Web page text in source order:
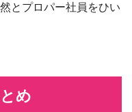
とプロパー社員をひい
め